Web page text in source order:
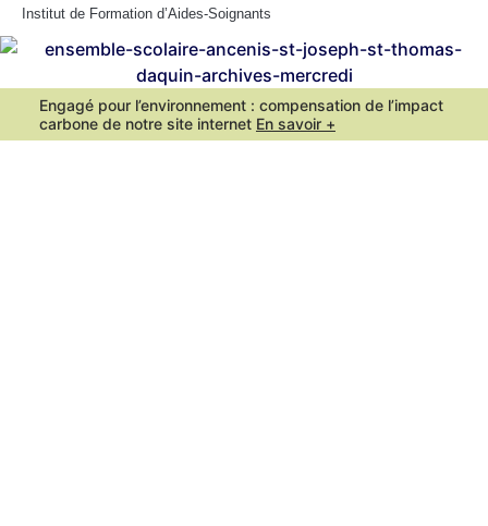
Institut de Formation d’Aides-Soignants
Engagé pour l’environnement : compensation de l’impact
carbone de notre site internet En savoir +